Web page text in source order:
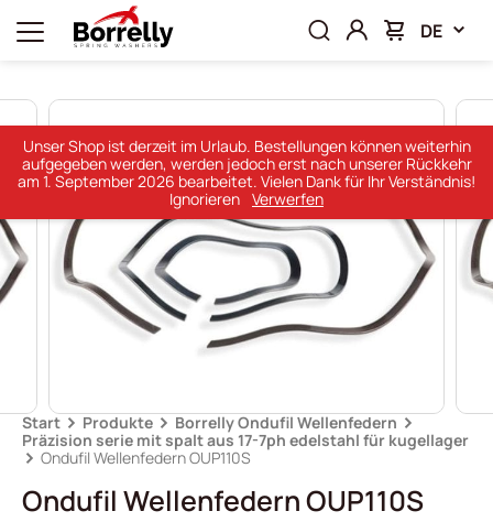
DE
Start Produkte
Borrelly Ondufil Wellenfedern
Präzision serie mit spalt aus 17-7ph edelstahl für kugellager
Ondufil Wellenfedern OUP110S
Ondufil Wellenfedern OUP110S
Unser Shop ist derzeit im Urlaub. Bestellungen können weiterhin
aufgegeben werden, werden jedoch erst nach unserer Rückkehr
am 1. September 2026 bearbeitet. Vielen Dank für Ihr Verständnis!
Ignorieren Verwerfen